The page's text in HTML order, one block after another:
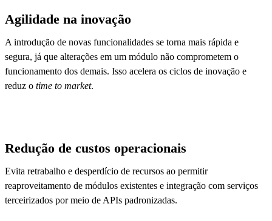
Agilidade na inovação
A introdução de novas funcionalidades se torna mais rápida e
segura, já que alterações em um módulo não comprometem o
funcionamento dos demais. Isso acelera os ciclos de inovação e
reduz o time to market.
Redução de custos operacionais
Evita retrabalho e desperdício de recursos ao permitir
reaproveitamento de módulos existentes e integração com serviços
terceirizados por meio de APIs padronizadas.